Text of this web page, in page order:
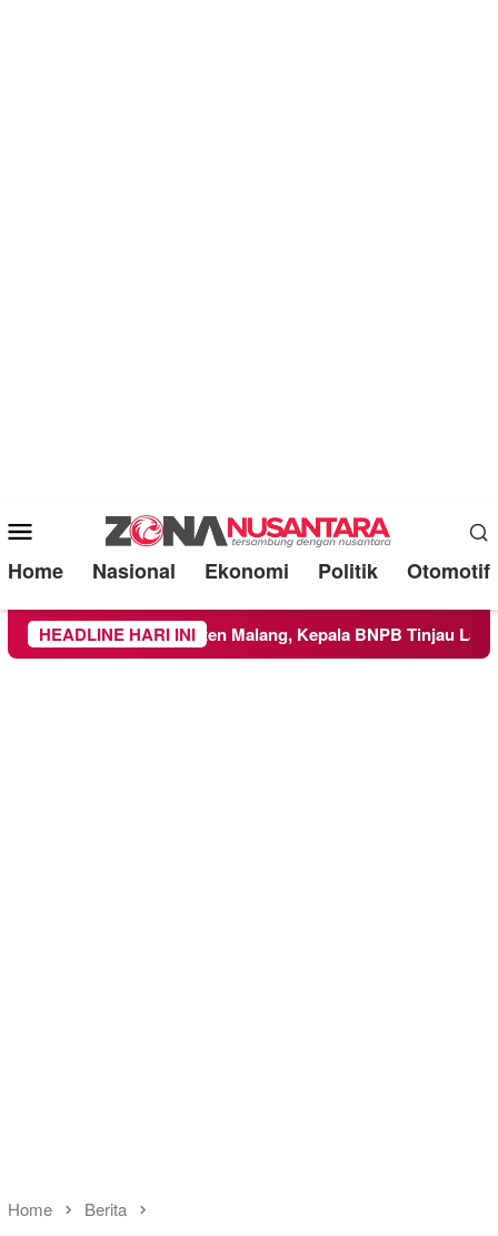
Mobile
Menu
Home Nasional Ekonomi Politik Otomotif
HEADLINE HARI INI
Kabupaten Malang, Kepala BNPB Tinjau Langsung
Home Berita